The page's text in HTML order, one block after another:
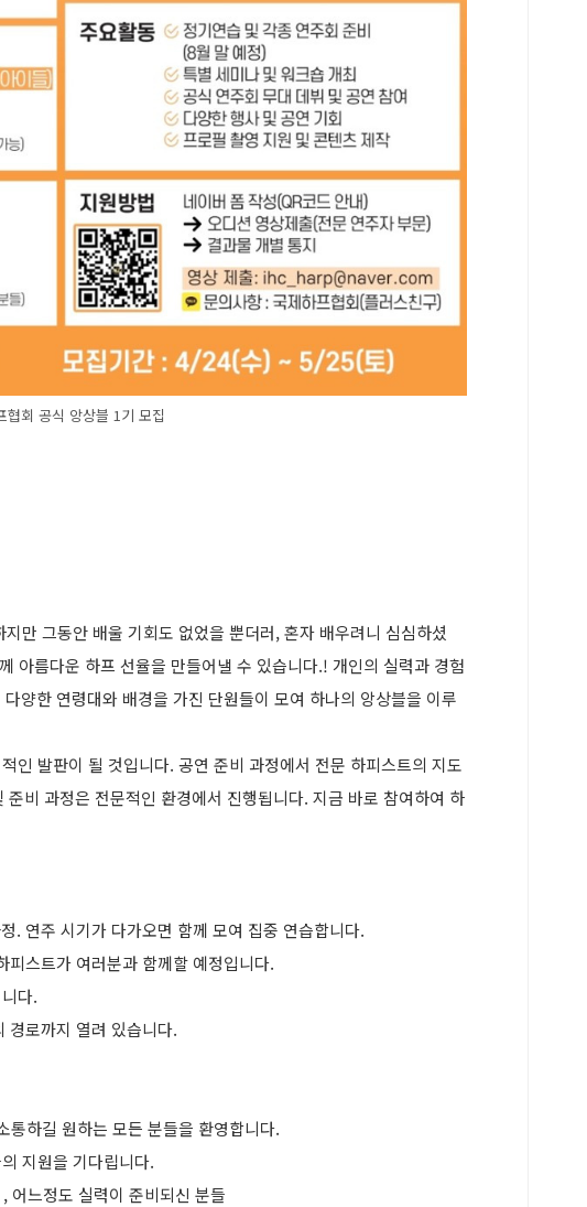
협회 공식 앙상블 1기 모집
만 그동안 배울 기회도 없었을 뿐더러, 혼자 배우려니 심심하셨
아름다운 하프 선율을 만들어낼 수 있습니다.! 개인의 실력과 경험
양한 연령대와 배경을 가진 단원들이 모여 하나의 앙상블을 이루
인 발판이 될 것입니다. 공연 준비 과정에서 전문 하피스트의 지도
비 과정은 전문적인 환경에서 진행됩니다. 지금 바로 참여하여 하
. 연주 시기가 다가오면 함께 모여 집중 연습합니다.
스트가 여러분과 함께할 예정입니다.
다.
경로까지 열려 있습니다.
통하길 원하는 모든 분들을 환영합니다.
지원을 기다립니다.
어느정도 실력이 준비되신 분들